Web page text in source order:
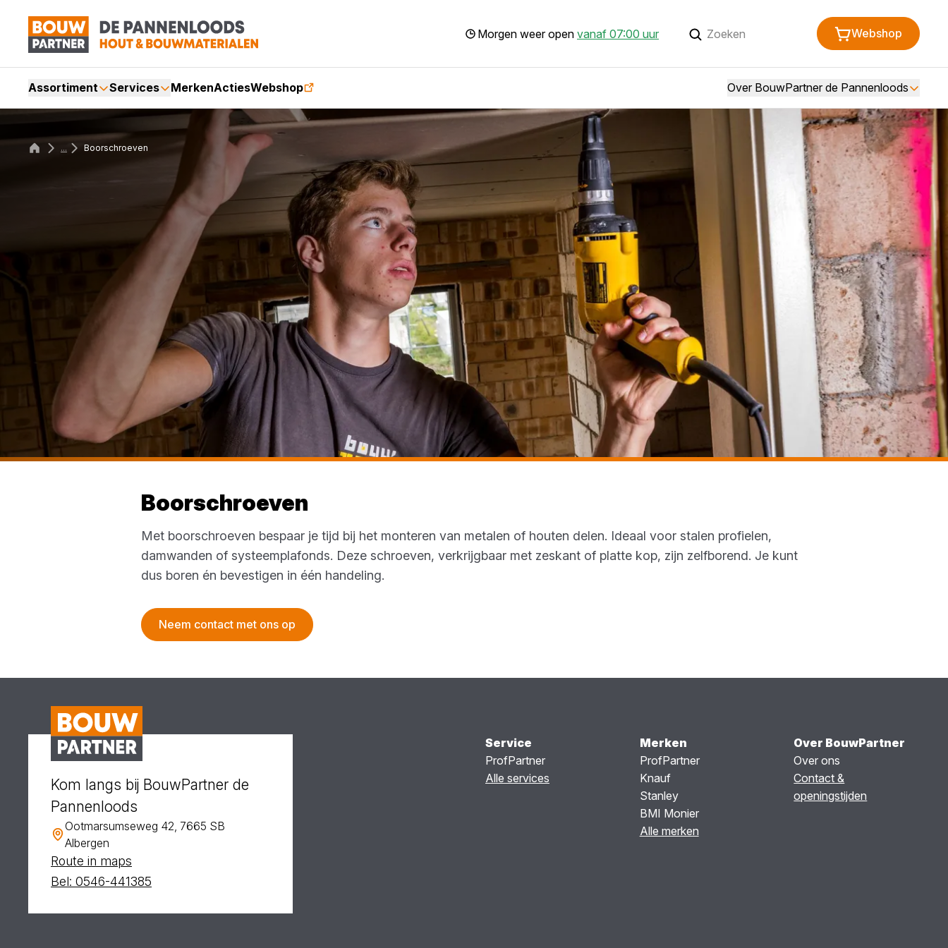
Morgen weer open vanaf 07:00 uur Webshop
Assortiment Services MerkenActiesWebshop Over BouwPartner de Pannenloods
... Boorschroeven
Boorschroeven
Met boorschroeven bespaar je tijd bij het monteren van metalen of houten delen. Ideaal voor stalen profielen,
damwanden of systeemplafonds. Deze schroeven, verkrijgbaar met zeskant of platte kop, zijn zelfborend. Je kunt
dus boren én bevestigen in één handeling.
Neem contact met ons op
Kom langs bij BouwPartner de
Pannenloods
Ootmarsumseweg 42, 7665 SB
Albergen
Route in maps
Bel: 0546-441385
Service
ProfPartner
Alle services
Merken
ProfPartner
Knauf
Stanley
BMI Monier
Alle merken
Over BouwPartner
Over ons
Contact &
openingstijden